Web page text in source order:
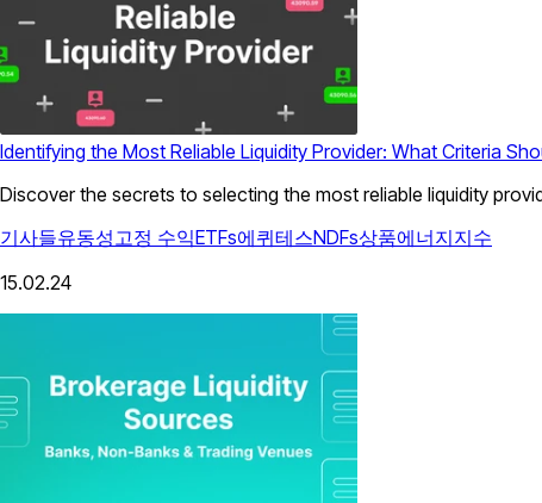
Identifying the Most Reliable Liquidity Provider: What Criteria
Discover the secrets to selecting the most reliable liquidity
기사들유동성 고정 수익ETFs에퀴테스NDFs상품에너지지수
15.02.24